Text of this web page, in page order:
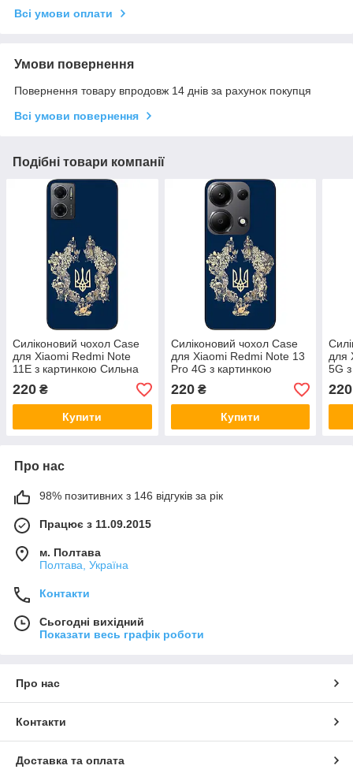
Всі умови оплати
Умови повернення
Повернення товару впродовж 14 днів за рахунок покупця
Всі умови повернення
Подібні товари компанії
Силіконовий чохол Case
для Xiaomi Redmi Note
11E з картинкою Сильна
Україна
220 ₴
Купити
Силіконовий чохол Case
для Xiaomi Redmi Note 13
Pro 4G з картинкою
Сильна Україна
220₴
Купити
для
5G
220
Про нас
98% позитивних з 146 відгуків за рік
Працює з 11.09.2015
м. Полтава
Полтава, Україна
Контакти
Сьогодні вихідний
Показати весь графік роботи
Про нас
Контакти
Доставка та оплата